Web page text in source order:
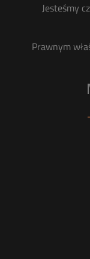
Jesteśmy
Prawnym